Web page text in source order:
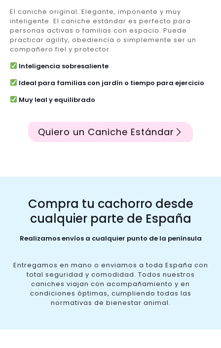
El caniche original. Elegante, imponente y muy
inteligente. El caniche estándar es perfecto para
personas activas o familias con espacio. Puede
practicar agility, obediencia o simplemente ser un
compañero fiel y protector.
Inteligencia sobresaliente
Ideal para familias con jardín o tiempo para ejercicio
Muy leal y equilibrado
Quiero un Caniche Estándar
Compra tu cachorro desde
cualquier parte de España
Realizamos envíos a cualquier punto de la península
Entregamos en mano o enviamos a toda España con
total seguridad y comodidad. Todos nuestros
caniches viajan con acompañamiento y en
condiciones óptimas, cumpliendo todas las
normativas de bienestar animal.